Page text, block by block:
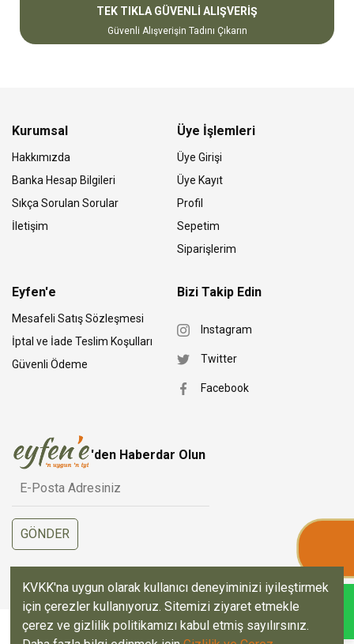
TEK TIKLA GÜVENLİ ALIŞVERİŞ
Güvenli Alışverişin Tadını Çıkarın
Kurumsal
Hakkımızda
Banka Hesap Bilgileri
Sıkça Sorulan Sorular
İletişim
Üye İşlemleri
Üye Girişi
Üye Kayıt
Profil
Sepetim
Siparişlerim
Eyfen'e
Mesafeli Satış Sözleşmesi
İptal ve İade Teslim Koşulları
Güvenli Ödeme
Bizi Takip Edin
Instagram
Twitter
Facebook
'den Haberdar Olun
KVKK'na uygun olarak kullanıcı deneyiminizi iyileştirmek
için çerezler kullanıyoruz. Sitemizi ziyaret etmekle
çerez ve gizlilik politikamızı kabul etmiş sayılırsınız.